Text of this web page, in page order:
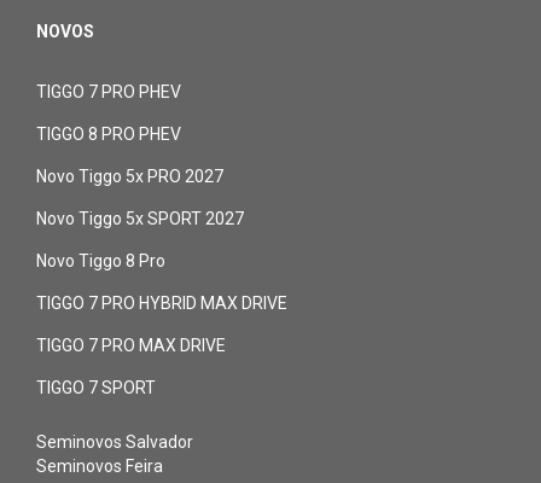
NOVOS
TIGGO 7 PRO PHEV
TIGGO 8 PRO PHEV
Novo Tiggo 5x PRO 2027
Novo Tiggo 5x SPORT 2027
Novo Tiggo 8 Pro
TIGGO 7 PRO HYBRID MAX DRIVE
TIGGO 7 PRO MAX DRIVE
TIGGO 7 SPORT
Seminovos Salvador
Seminovos Feira